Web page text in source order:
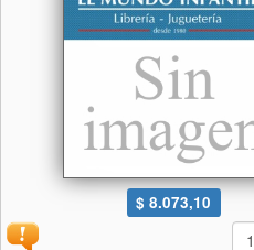
$ 8.073,10